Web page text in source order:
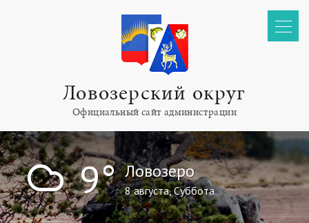
Ловозерский округ
Официальный сайт администрации
! 9° Ловозеро
8 августа, Суббота